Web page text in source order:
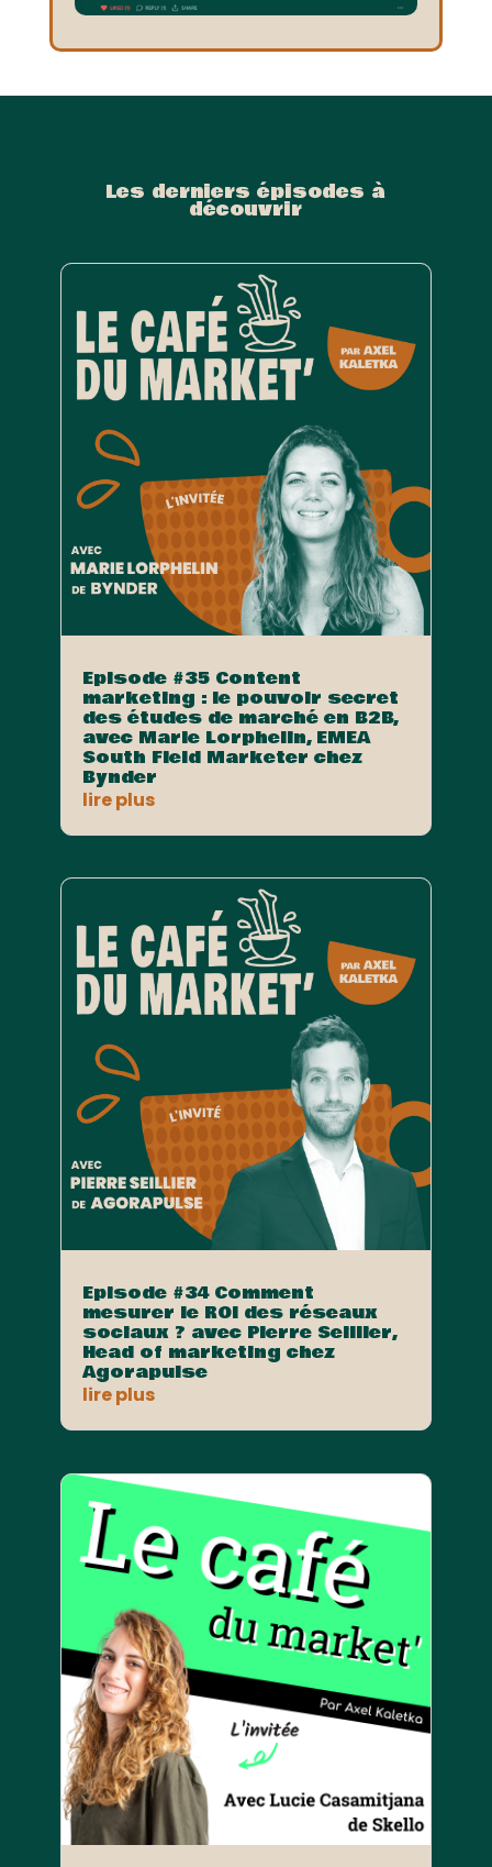
Les derniers épisodes à
découvrir
Episode #35 Content
marketing : le pouvoir secret
des études de marché en B2B,
avec Marie Lorphelin, EMEA
South Field Marketer chez
Bynder
lire plus
Episode #34 Comment
mesurer le ROI des réseaux
sociaux ? avec Pierre Seillier,
Head of marketing chez
Agorapulse
lire plus